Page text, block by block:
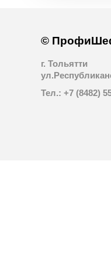
©
г. Тольятти
Тел.: +7 (8482)